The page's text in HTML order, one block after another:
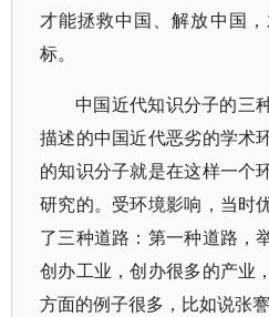
才能拯救中国、解放中国
标。
中国近代知识分子的三
描述的中国近代恶劣的学术
的知识分子就是在这样一个
研究的。受环境影响，当时
了三种道路：第一种道路，
创办工业，创办很多的产业
方面的例子很多，比如说张